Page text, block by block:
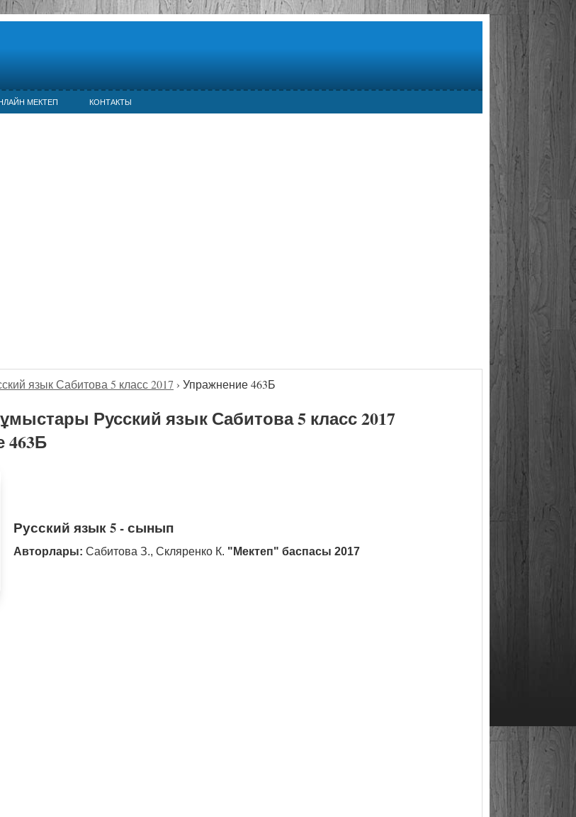
МЕКТЕП КОНТАКТЫ
язык Сабитова 5 класс 2017 › Упражнение 463Б
Русский язык Сабитова 5 класс 2017
463Б
Русский язык 5 - сынып
Авторлары: Сабитова З., Скляренко К. "Мектеп" баспасы 2017